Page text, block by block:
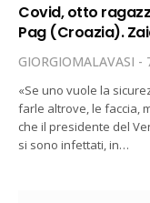
Covid, otto
Pag (Croazia).
GIORGIOMALAVASI
«Se uno vuole la
farle altrove, le faccia,
che il presidente del
si sono infettati, in…